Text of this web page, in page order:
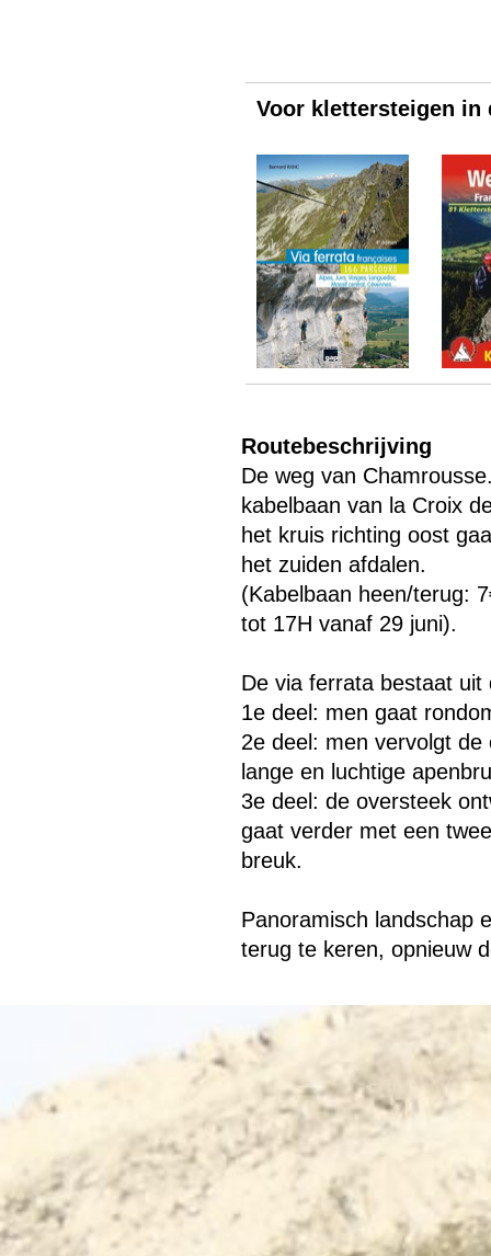
Voor klettersteigen in
Routebeschrijving
De weg van
kabelbaan van la Croix
het kruis richting oost
het zuiden afdalen.
(Kabelbaan heen/terug:
tot 17H vanaf 29 juni).
De via ferrata bestaat uit
1e deel: men gaat
2e deel: men vervolgt
lange en luchtige
3e deel: de oversteek
gaat verder met een
breuk.
Panoramisch landschap
terug te keren, opnieuw
Terug naar de inhoud